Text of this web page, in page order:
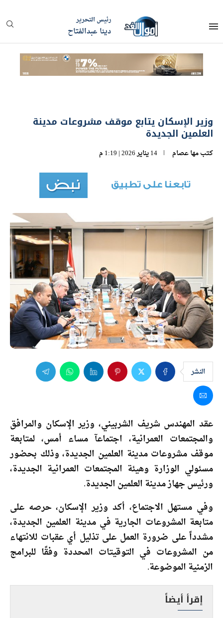
رئيس التحرير
دينا عبدالفتاح
وزير الإسكان يتابع موقف مشروعات مدينة
العلمين الجديدة
كتبمها عصام 14 يناير 2026 | 1:19 م
النشر
عقد المهندس شريف الشربيني، وزير الإسكان والمرافق
والمجتمعات العمرانية، اجتماعآ مساء أمس، لمتابعة
موقف مشروعات مدينة العلمين الجديدة، وذلك بحضور
مسئولي الوزارة وهيئة المجتمعات العمرانية الجديدة،
ورئيس جهاز مدينة العلمين الجديدة.
وفي مستهل الاجتماع، أكد وزير الإسكان، حرصه على
متابعة المشروعات الجارية في مدينة العلمين الجديدة،
مشدداً على ضرورة العمل على تذليل أي عقبات للانتهاء
من المشروعات في التوقيتات المحددة وفقًا للبرامج
الزمنية الموضوعة.
إقرأ أيضاً